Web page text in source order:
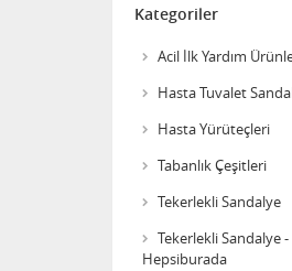
Kategoriler
Acil İlk Yardım
Hasta Tuvalet
Hasta Yürüteçleri
Tabanlık Çeşitleri
Tekerlekli Sandalye
Tekerlekli Sandalye -
Hepsiburada
Medikalcim
Tutunma Barı
8.594,45
Klozet
Barı